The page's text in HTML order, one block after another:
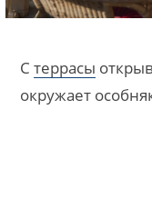
С террасы
окружает